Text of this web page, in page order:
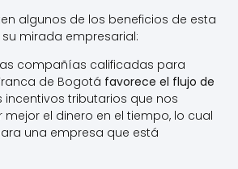
algunos de los beneficios de esta
mirada empresarial:
compañías calificadas para
de Bogotá favorece el flujo de
incentivos tributarios que nos
el dinero en el tiempo, lo cual
una empresa que está